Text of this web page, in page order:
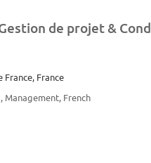
de projet &
France, France
Management, French